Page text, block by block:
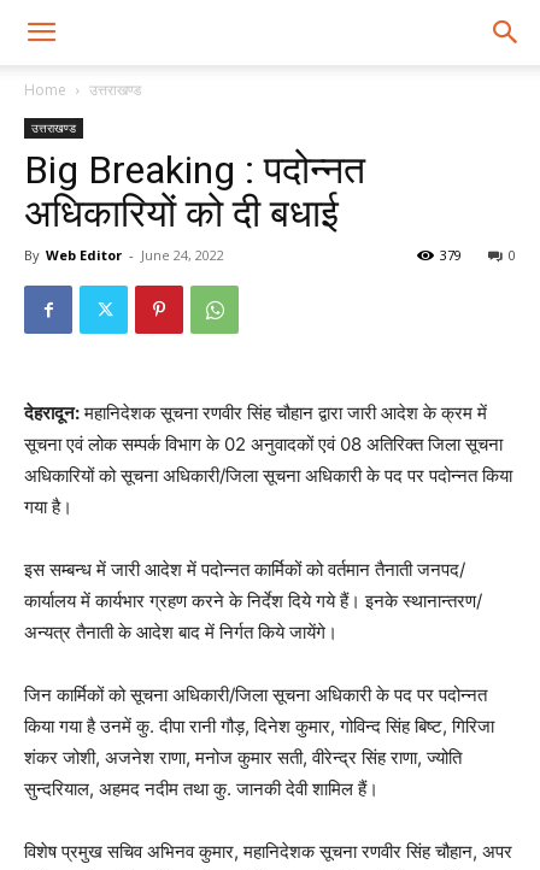
Home उत्तराखण्ड
उत्तराखण्ड
Big Breaking : पदोन्नत
अधिकारियों को दी बधाई
By Web Editor - June 24, 2022 0
379
देहरादून:महानिदेशक सूचना रणवीर सिंह चौहान द्वारा जारी आदेश के क्रम में
सूचना एवं लोक सम्पर्क विभाग के 02 अनुवादकों एवं 08 अतिरिक्त जिला सूचना
अधिकारियों को सूचना अधिकारी/जिला सूचना अधिकारी के पद पर पदोन्नत किया
गया है।
इस सम्बन्ध में जारी आदेश में पदोन्नत कार्मिकों को वर्तमान तैनाती जनपद/
कार्यालय में कार्यभार ग्रहण करने के निर्देश दिये गये हैं। इनके स्थानान्तरण/
अन्यत्र तैनाती के आदेश बाद में निर्गत किये जायेंगे।
जिन कार्मिकों को सूचना अधिकारी/जिला सूचना अधिकारी के पद पर पदोन्नत
किया गया है उनमें कु. दीपा रानी गौड़, दिनेश कुमार, गोविन्द सिंह बिष्ट, गिरिजा
शंकर जोशी, अजनेश राणा, मनोज कुमार सती, वीरेन्द्र सिंह राणा, ज्योति
सुन्दरियाल, अहमद नदीम तथा कु. जानकी देवी शामिल हैं।
विशेष प्रमुख सचिव अभिनव कुमार, महानिदेशक सूचना रणवीर सिंह चौहान, अपर